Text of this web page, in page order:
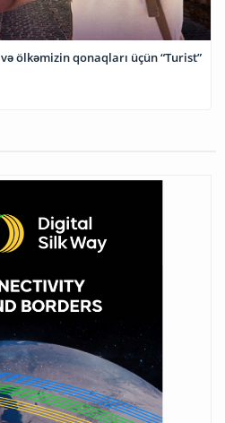
ölkəmizin qonaqları üçün “Turist”